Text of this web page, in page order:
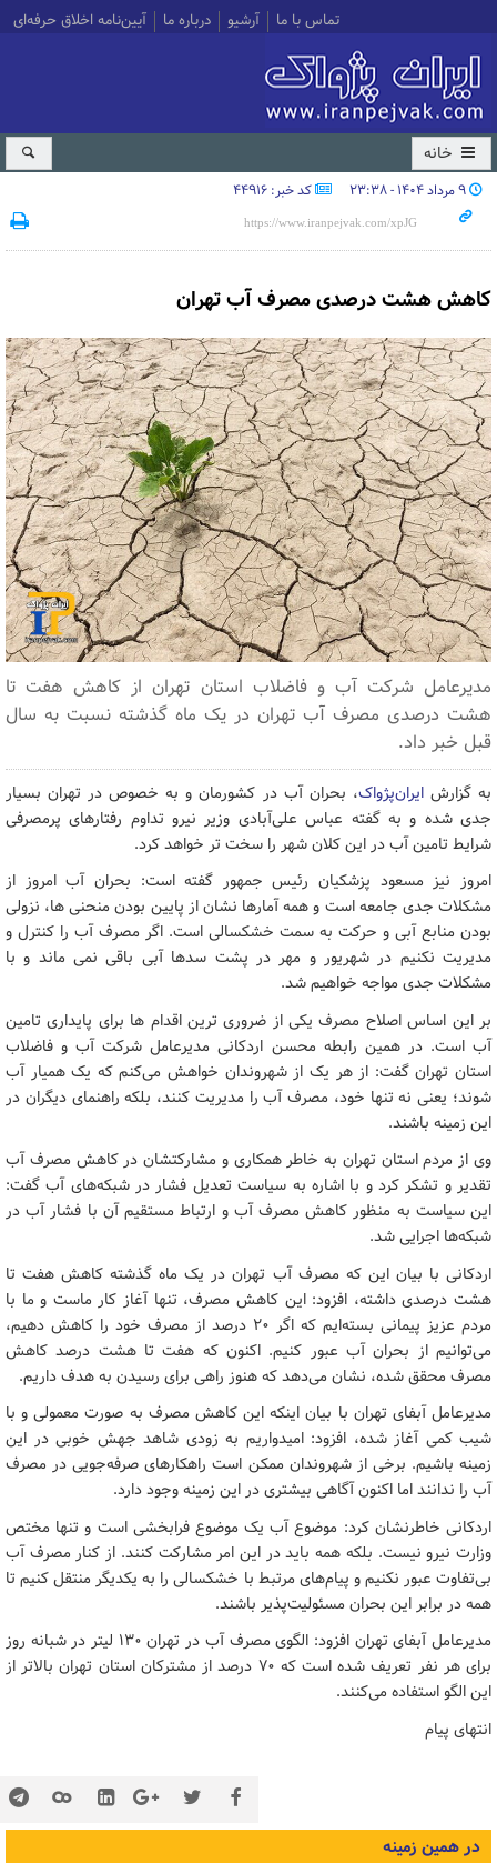
تماس با ما آرشیو درباره ما آیین‌نامه اخلاق حرفه‌ای
خانه
۹ مرداد ۱۴۰۴ - ۲۳:۳۸ کد خبر: 44916
کاهش هشت درصدی مصرف آب تهران
مدیرعامل شرکت آب و فاضلاب استان تهران از کاهش هفت تا
هشت درصدی مصرف آب تهران در یک ماه گذشته نسبت به سال
قبل خبر داد.
به گزارشایران‌پژواک، بحران آب در کشورمان و به خصوص در تهران بسیار
جدی شده و به گفته عباس علی‌آبادی وزیر نیرو تداوم رفتارهای پرمصرفی
شرایط تامین آب در این کلان شهر را سخت تر خواهد کرد.
امروز نیز مسعود پزشکیان رئیس جمهور گفته است: بحران آب امروز از
مشکلات جدی جامعه است و همه آمارها نشان از پایین بودن منحنی ها، نزولی
بودن منابع آبی و حرکت به سمت خشکسالی است. اگر مصرف آب را کنترل و
مدیریت نکنیم در شهریور و مهر در پشت سدها آبی باقی نمی ماند و با
مشکلات جدی مواجه خواهیم شد.
بر این اساس اصلاح مصرف یکی از ضروری ترین اقدام ها برای پایداری تامین
آب است. در همین رابطه محسن اردکانی مدیرعامل شرکت آب و فاضلاب
استان تهران گفت: از هر یک از شهروندان خواهش می‌کنم که یک همیار آب
شوند؛ یعنی نه تنها خود، مصرف آب را مدیریت کنند، بلکه راهنمای دیگران در
این زمینه باشند.
وی از مردم استان تهران به خاطر همکاری و مشارکتشان در کاهش مصرف آب
تقدیر و تشکر کرد و با اشاره به سیاست تعدیل فشار در شبکه‌های آب گفت:
این سیاست به منظور کاهش مصرف آب و ارتباط مستقیم آن با فشار آب در
شبکه‌ها اجرایی شد.
اردکانی با بیان این که مصرف آب تهران در یک ماه گذشته کاهش هفت تا
هشت درصدی داشته، افزود: این کاهش مصرف، تنها آغاز کار ماست و ما با
مردم عزیز پیمانی بسته‌ایم که اگر ۲۰ درصد از مصرف خود را کاهش دهیم،
می‌توانیم از بحران آب عبور کنیم. اکنون که هفت تا هشت درصد کاهش
مصرف محقق شده، نشان می‌دهد که هنوز راهی برای رسیدن به هدف داریم.
مدیرعامل آبفای تهران با بیان اینکه این کاهش مصرف به صورت معمولی و با
شیب کمی آغاز شده، افزود: امیدواریم به زودی شاهد جهش خوبی در این
زمینه باشیم. برخی از شهروندان ممکن است راهکارهای صرفه‌جویی در مصرف
آب را ندانند اما اکنون آگاهی بیشتری در این زمینه وجود دارد.
اردکانی خاطرنشان کرد: موضوع آب یک موضوع فرابخشی است و تنها مختص
وزارت نیرو نیست. بلکه همه باید در این امر مشارکت کنند. از کنار مصرف آب
بی‌تفاوت عبور نکنیم و پیام‌های مرتبط با خشکسالی را به یکدیگر منتقل کنیم تا
همه در برابر این بحران مسئولیت‌پذیر باشند.
مدیرعامل آبفای تهران افزود: الگوی مصرف آب در تهران ۱۳۰ لیتر در شبانه روز
برای هر نفر تعریف شده است که ۷۰ درصد از مشترکان استان تهران بالاتر از
این الگو استفاده می‌کنند.
انتهای پیام
در همین زمینه